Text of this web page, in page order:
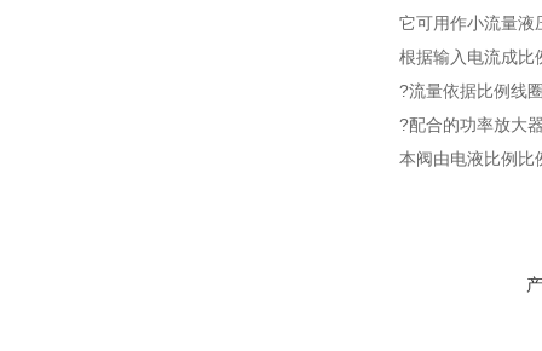
它可用作小流量液
根据输入电流成比
?流量依据比例线
?配合的功率放大
本阀由电液比例比